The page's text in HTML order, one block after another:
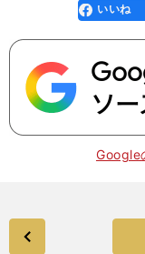
faceboo
k
いいね
Google